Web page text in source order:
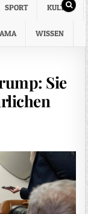
SPORT KULTUR
WISSEN
Sie